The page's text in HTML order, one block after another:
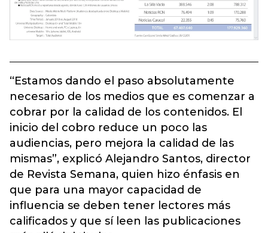
“Estamos dando el paso absolutamente
necesario de los medios que es comenzar a
cobrar por la calidad de los contenidos. El
inicio del cobro reduce un poco las
audiencias, pero mejora la calidad de las
mismas”, explicó Alejandro Santos, director
de Revista Semana, quien hizo énfasis en
que para una mayor capacidad de
influencia se deben tener lectores más
calificados y que sí leen las publicaciones